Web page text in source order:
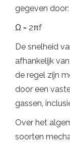
gegeven door:
Ω = 2πf
De snelheid
afhankelijk
de regel zijn
door een
gassen,
Over het
soorten